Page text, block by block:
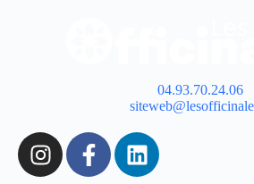
04.93.70.24.06